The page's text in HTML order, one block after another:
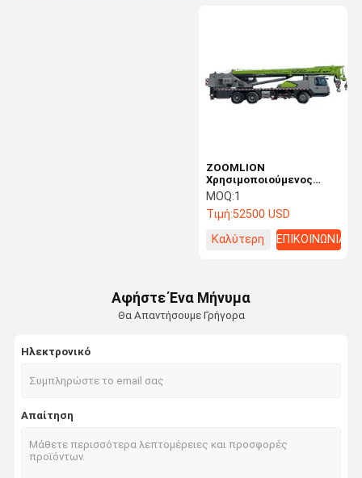
ZOOMLION
Χρησιμοποιούμενος
γερανό ZTC500H 50
τόνων
MOQ:1
Τιμή:52500 USD
Καλύτερη
ΕΠΙΚΟΙΝΩΝΙΑ
Αφήστε Ένα Μήνυμα
Θα Απαντήσουμε Γρήγορα
Ηλεκτρονικό
Απαίτηση